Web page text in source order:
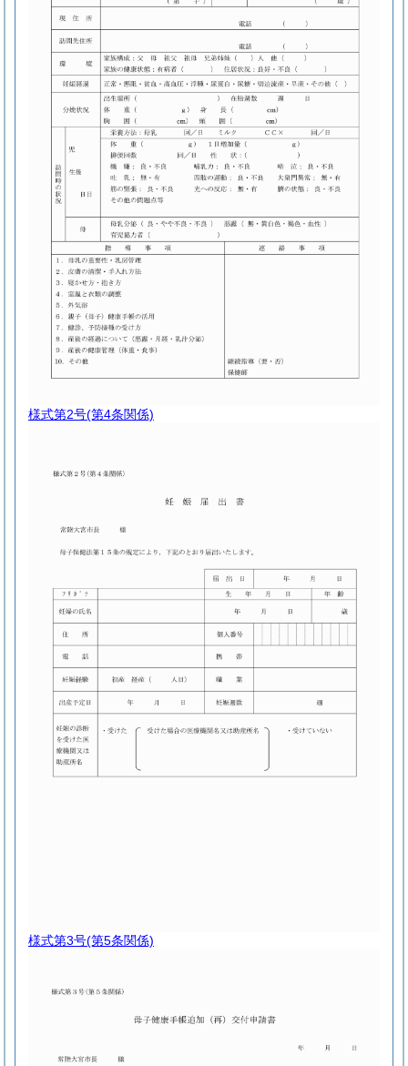
様式第2号(第4条関係)
様式第3号(第5条関係)